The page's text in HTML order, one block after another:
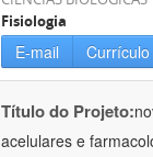
Fisiologia
E-mail Currículo
Título do Projeto:
acelulares e